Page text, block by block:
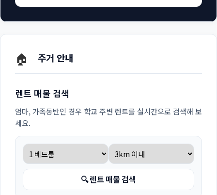
🏠 주거 안내
렌트 매물 검색
엄마, 가족동반인 경우 학교 주변 렌트를 실시간으로 검색해 보
세요.
🔍 렌트 매물 검색